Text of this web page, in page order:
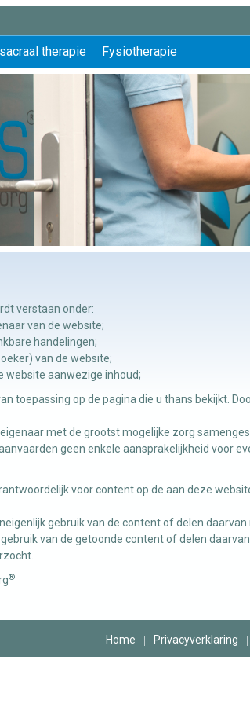
therapie Fysiotherapie
verstaan onder:
van de website;
handelingen;
van de website;
website aanwezige inhoud;
toepassing op de pagina die u thans bekijkt.
met de grootst mogelijke zorg
geen enkele aansprakelijkheid voor
voor content op de aan deze
gebruik van de content of delen
van de getoonde content of delen
®
Home Privacyverklaring